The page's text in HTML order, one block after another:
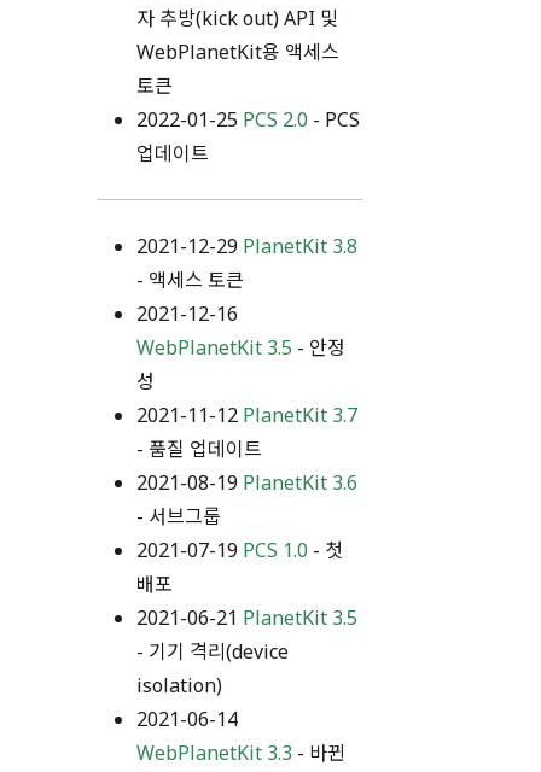
자 추방(kick out) API 및
WebPlanetKit용 액세스
토큰
2022-01-25 PCS 2.0 - PCS
업데이트
2021-12-29 PlanetKit 3.8
- 액세스 토큰
2021-12-16
WebPlanetKit 3.5 - 안정
성
2021-11-12 PlanetKit 3.7
- 품질 업데이트
2021-08-19 PlanetKit 3.6
- 서브그룹
2021-07-19 PCS 1.0 - 첫
배포
2021-06-21 PlanetKit 3.5
- 기기 격리(device
isolation)
2021-06-14
WebPlanetKit 3.3 - 바뀐